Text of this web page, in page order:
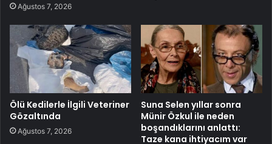
Ağustos 7, 2026
Ölü Kedilerle İlgili Veteriner
Gözaltında
Ağustos 7, 2026
Suna Selen yıllar sonra
Münir Özkul ile neden
boşandıklarını anlattı:
Taze kana ihtiyacım var